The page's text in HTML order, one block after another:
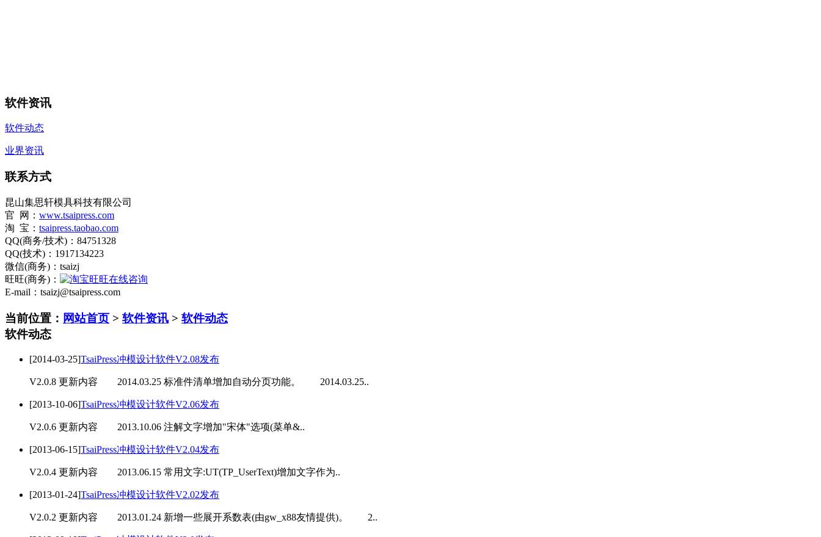
软件资讯
软件动态
业界资讯
联系方式
昆山集思轩模具科技有限公司
官 网： www.tsaipress.com
淘 宝： tsaipress.taobao.com
QQ(商务/技术)：84751328
QQ(技术)：1917134223
微信(商务)：tsaizj
旺旺(商务)：
E-mail：tsaizj@tsaipress.com
当前位置： 网站首页 > 软件资讯 > 软件动态
软件动态
[2014-03-25]TsaiPress冲模设计软件V2.08发布
V2.0.8 更新内容 2014.03.25 标准件清单增加自动分页功能。 2014.03.25..
[2013-10-06]TsaiPress冲模设计软件V2.06发布
V2.0.6 更新内容 2013.10.06 注解文字增加"宋体"选项(菜单&..
[2013-06-15]TsaiPress冲模设计软件V2.04发布
V2.0.4 更新内容 2013.06.15 常用文字:UT(TP_UserText)增加文字作为..
[2013-01-24]TsaiPress冲模设计软件V2.02发布
V2.0.2 更新内容 2013.01.24 新增一些展开系数表(由gw_x88友情提供)。 2..